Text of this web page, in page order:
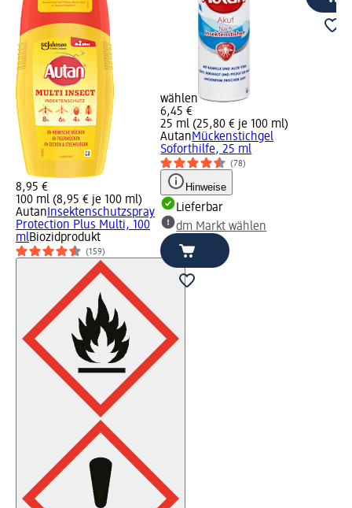
8,95 €
100 ml (8,95 € je 100 ml)
Autan Insektenschutzspray
Protection Plus Multi, 100
mlBiozidprodukt
(159)
wählen
6,45 €
25 ml (25,80 € je 100 ml)
AutanMückenstichgel
Soforthilfe, 25 ml
(78)
Hinweise
Lieferbar
dm Markt wählen